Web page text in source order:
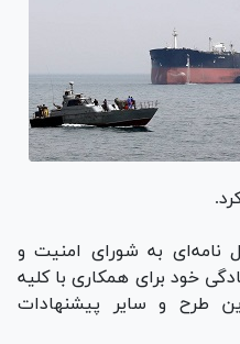
نامه‌ای به شورای امنیت و
خود برای همکاری با کلیه
طرح و سایر پیشنهادات